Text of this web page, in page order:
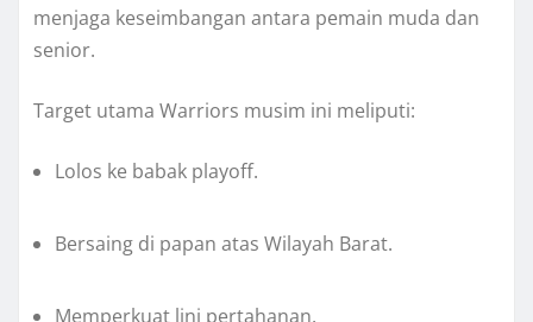
menjaga keseimbangan antara pemain muda dan
senior.
Target utama Warriors musim ini meliputi:
Lolos ke babak playoff.
Bersaing di papan atas Wilayah Barat.
Memperkuat lini pertahanan.